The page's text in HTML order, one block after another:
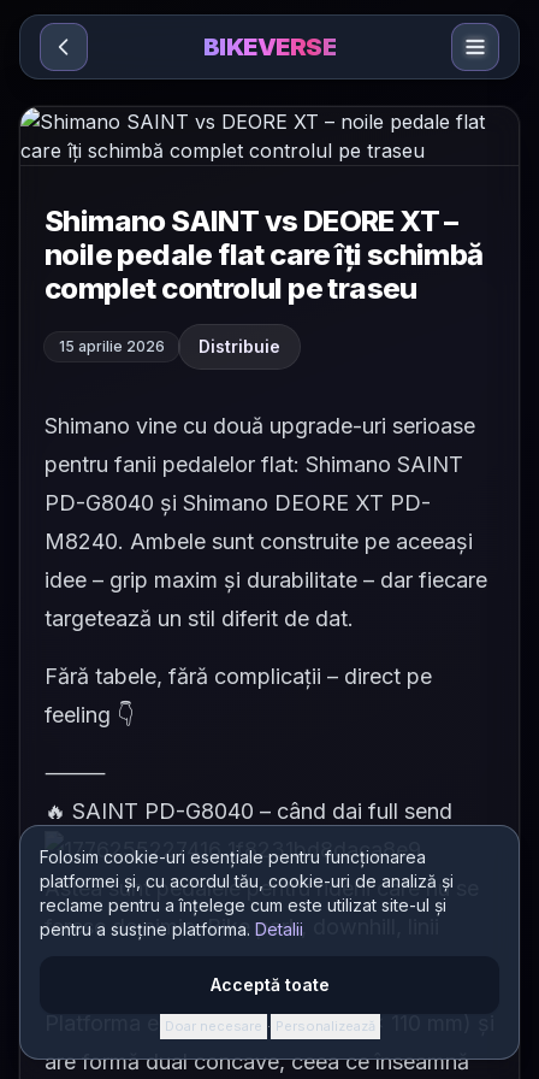
Sari la conținut
Folosim cookie-uri esențiale pentru funcționarea
platformei și, cu acordul tău, cookie-uri de analiză și
reclame pentru a înțelege cum este utilizat site-ul și
pentru a susține platforma. Detalii
Acceptă toate
Doar necesare · Personalizează
BIKEVERSE
Shimano SAINT vs DEORE XT –
noile pedale flat care îți schimbă
complet controlul pe traseu
15 aprilie 2026 Distribuie
Shimano vine cu două upgrade-uri serioase
pentru fanii pedalelor flat: Shimano SAINT
PD-G8040 și Shimano DEORE XT PD-
M8240. Ambele sunt construite pe aceeași
idee – grip maxim și durabilitate – dar fiecare
targetează un stil diferit de dat.
Fără tabele, fără complicații – direct pe
feeling 👇
⸻
🔥 SAINT PD-G8040 – când dai full send
Astea sunt pedalele pentru riderii care nu se
feresc de nimic. Bike park, downhill, linii
Platforma e serios mai mare (121 x 110 mm) și
are formă dual concave, ceea ce înseamnă